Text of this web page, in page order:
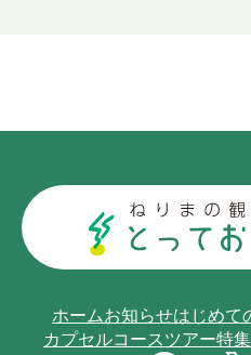
ホームお知らせはじめて
カプセルコースツアー特